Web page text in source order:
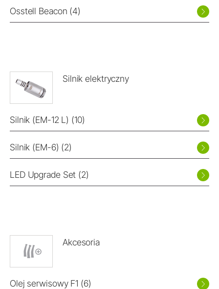
Osstell Beacon (4)
Silnik elektryczny
Silnik (EM-12 L) (10)
Silnik (EM-6) (2)
LED Upgrade Set (2)
Akcesoria
Olej serwisowy F1 (6)